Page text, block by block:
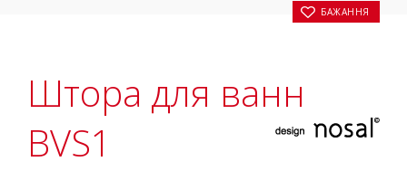
БАЖАННЯ
Штора для ванн
BVS1